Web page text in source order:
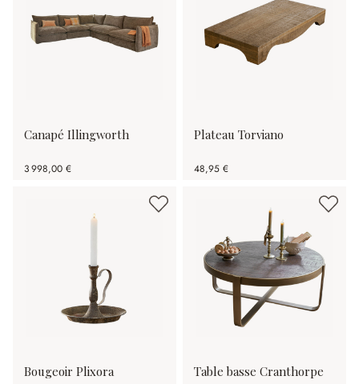
Canapé Illingworth
3 998,00 €
Plateau Torviano
48,95 €
Bougeoir Plixora Table basse Cranthorpe